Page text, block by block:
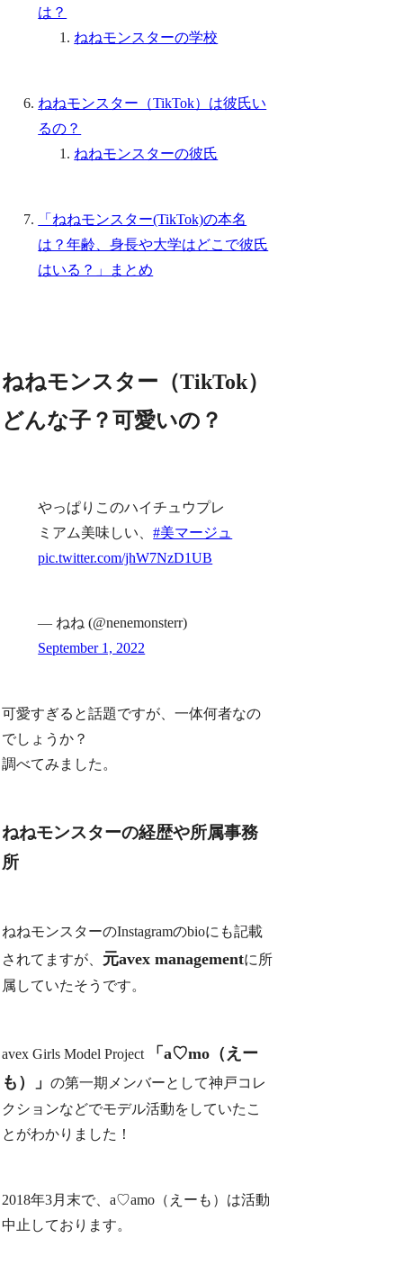
は？
ねねモンスターの学校
ねねモンスター（TikTok）は彼氏い
るの？
ねねモンスターの彼氏
「ねねモンスター(TikTok)の本名
は？年齢、身長や大学はどこで彼氏
はいる？」まとめ
ねねモンスター（TikTok）
どんな子？可愛いの？
やっぱりこのハイチュウプレ
ミアム美味しい、#美マージュ
pic.twitter.com/jhW7NzD1UB
— ねね (@nenemonsterr)
September 1, 2022
可愛すぎると話題ですが、一体何者なの
でしょうか？
調べてみました。
ねねモンスターの経歴や所属事務
所
ねねモンスターのInstagramのbioにも記載
されてますが、 元avex managementに所
属していたそうです。
avex Girls Model Project
「a♡mo（えー
も）」の第一期メンバーとして神戸コレ
クションなどでモデル活動をしていたこ
とがわかりました！
2018年3月末で、a♡amo（えーも）は活動
中止しております。